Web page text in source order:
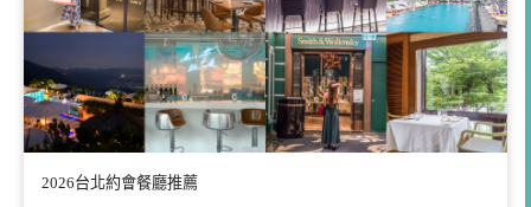
2026台北約會餐廳推薦